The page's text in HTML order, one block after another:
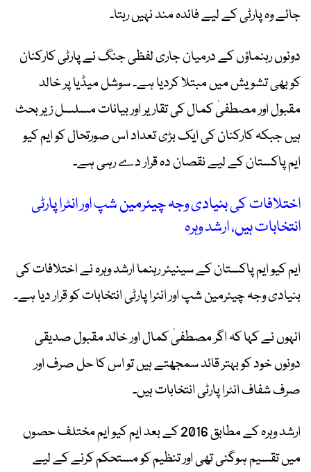
جائے وہ پارٹی کے لیے فائدہ مند نہیں رہتا۔
دونوں رہنماؤں کے درمیان جاری لفظی جنگ نے پارٹی کارکنان
کو بھی تشویش میں مبتلا کردیا ہے۔ سوشل میڈیا پر خالد
مقبول اور مصطفیٰ کمال کی تقاریر اور بیانات مسلسل زیر بحث
ہیں جبکہ کارکنان کی ایک بڑی تعداد اس صورتحال کو ایم کیو
ایم پاکستان کے لیے نقصان دہ قرار دے رہی ہے۔
اختلافات کی بنیادی وجہ چیئرمین شپ اور انٹرا پارٹی
انتخابات ہیں، ارشد وہرہ
ایم کیو ایم پاکستان کے سینیئر رہنما ارشد وہرہ نے اختلافات کی
بنیادی وجہ چیئرمین شپ اور انٹرا پارٹی انتخابات کو قرار دیا ہے۔
انہوں نے کہا کہ اگر مصطفیٰ کمال اور خالد مقبول صدیقی
دونوں خود کو بہتر قائد سمجھتے ہیں تو اس کا حل صرف اور
صرف شفاف انٹرا پارٹی انتخابات ہیں۔
ارشد وہرہ کے مطابق 2016 کے بعد ایم کیو ایم مختلف حصوں
میں تقسیم ہوگئی تھی اور تنظیم کو مستحکم کرنے کے لیے